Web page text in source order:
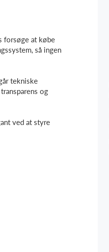
forsøge at købe
så ingen
tekniske
og
ved at styre